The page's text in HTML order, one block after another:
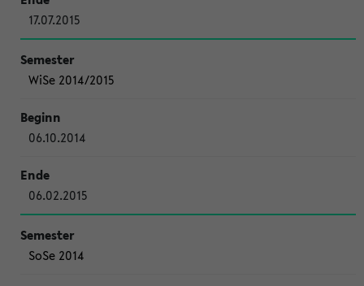
17.07.2015
WiSe 2014/2015
06.10.2014
06.02.2015
SoSe 2014